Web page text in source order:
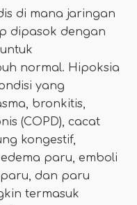
di mana jaringan
dipasok dengan
normal. Hipoksia
yang
bronkitis,
(COPD), cacat
kongestif,
paru, emboli
dan paru
termasuk